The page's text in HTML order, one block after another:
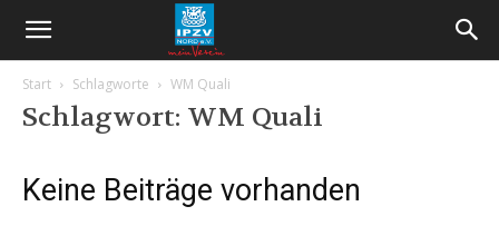
Start Schlagworte WM Quali
Schlagwort: WM Quali
Keine Beiträge vorhanden